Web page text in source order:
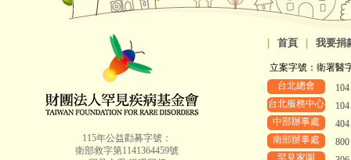
115年公益勸募字號：
衛部救字第1141364459號
首頁 我要捐
立案字號：衛署醫
台北總會
台北服務中心
中部辦事處
南部辦事處
罕見家園